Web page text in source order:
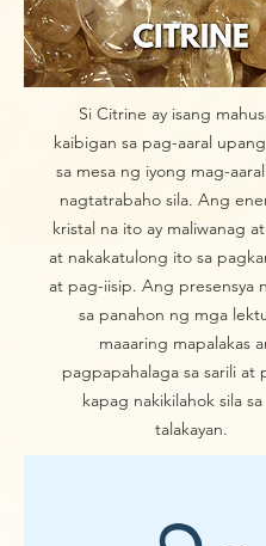
Si Citrine ay isang
kaibigan sa pag-aaral
sa mesa ng iyong mag-
nagtatrabaho sila. Ang
kristal na ito ay maliwanag
at nakakatulong ito sa
at pag-iisip. Ang presensya
sa panahon ng mga
maaaring mapalakas
pagpapahalaga sa sarili at
kapag nakikilahok sila
talakayan.